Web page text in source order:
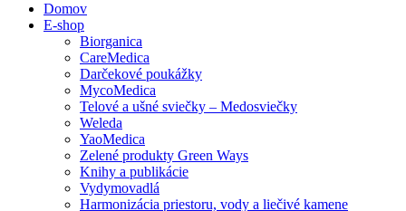
Domov
E-shop
Biorganica
CareMedica
Darčekové poukážky
MycoMedica
Telové a ušné sviečky – Medosviečky
Weleda
YaoMedica
Zelené produkty Green Ways
Knihy a publikácie
Vydymovadlá
Harmonizácia priestoru, vody a liečivé kamene